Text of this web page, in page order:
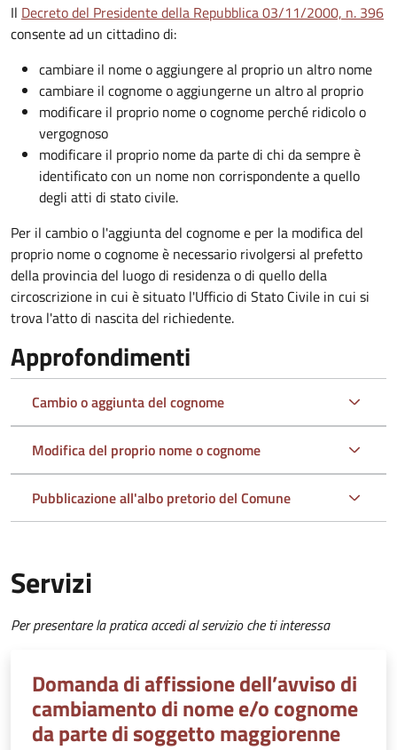
Il Decreto del Presidente della Repubblica 03/11/2000, n. 396
consente ad un cittadino di:
cambiare il nome o aggiungere al proprio un altro nome
cambiare il cognome o aggiungerne un altro al proprio
modificare il proprio nome o cognome perché ridicolo o
vergognoso
modificare il proprio nome da parte di chi da sempre è
identificato con un nome non corrispondente a quello
degli atti di stato civile.
Per il cambio o l'aggiunta del cognome e per la modifica del
proprio nome o cognome è necessario rivolgersi al prefetto
della provincia del luogo di residenza o di quello della
circoscrizione in cui è situato l'Ufficio di Stato Civile in cui si
trova l'atto di nascita del richiedente.
Approfondimenti
Cambio o aggiunta del cognome
Modifica del proprio nome o cognome
Pubblicazione all'albo pretorio del Comune
Servizi
Per presentare la pratica accedi al servizio che ti interessa
Domanda di affissione dell’avviso di
cambiamento di nome e/o cognome
da parte di soggetto maggiorenne